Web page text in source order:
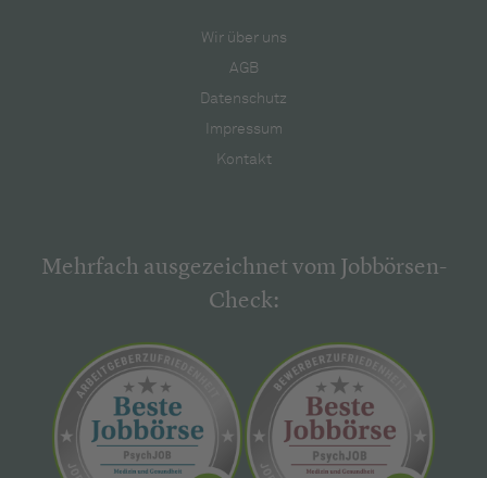
Wir über uns
AGB
Datenschutz
Impressum
Kontakt
Mehrfach ausgezeichnet vom Jobbörsen-
Check: